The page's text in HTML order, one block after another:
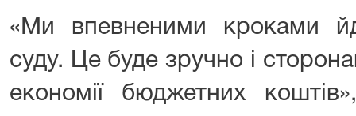
«Ми впевненими кроками
суду. Це буде зручно і
економії бюджетних